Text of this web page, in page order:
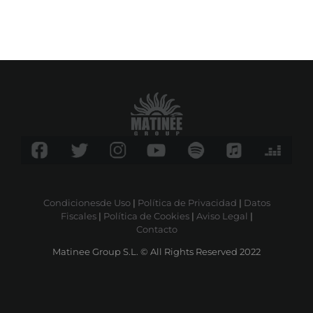
Condicionesde Uso| Política de Privacidad | Datos
Fiscales| Política de Cookies| Aviso Legal |
Contacto
Matinee Group S.L. © All Rights Reserved 2022